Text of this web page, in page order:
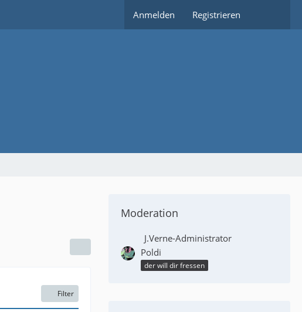
Anmelden Registrieren
Filter
Moderation
J.Verne-Administrator
Poldi
der will dir fressen